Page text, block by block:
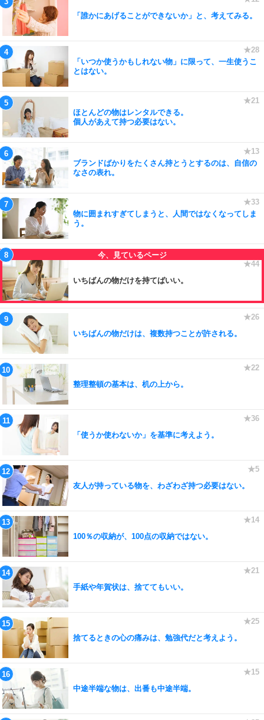
「誰かにあげることができないか」と、考えてみる。
「いつか使うかもしれない物」に限って、一生使うこ
とはない。
ほとんどの物はレンタルできる。
個人があえて持つ必要はない。
ブランドばかりをたくさん持とうとするのは、自信の
なさの表れ。
物に囲まれすぎてしまうと、人間ではなくなってしま
う。
いちばんの物だけを持てばいい。
いちばんの物だけは、複数持つことが許される。
整理整頓の基本は、机の上から。
「使うか使わないか」を基準に考えよう。
友人が持っている物を、わざわざ持つ必要はない。
100％の収納が、100点の収納ではない。
手紙や年賀状は、捨ててもいい。
捨てるときの心の痛みは、勉強代だと考えよう。
中途半端な物は、出番も中途半端。